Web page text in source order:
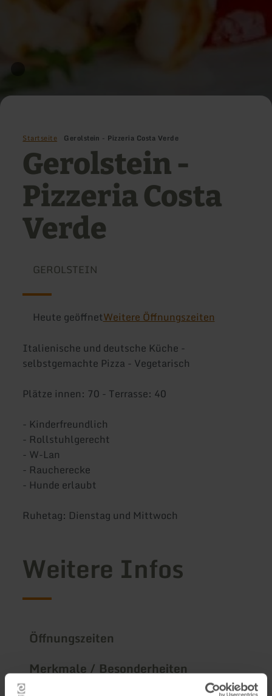
Startseite Gerolstein - Pizzeria Costa Verde
Gerolstein -
Pizzeria Costa
Verde
GEROLSTEIN
Heute geöffnetWeitere Öffnungszeiten
Italienische und deutsche Küche -
selbstgemachte Pizza - Vegetarisch
Plätze innen: 70 - Terrasse: 40
- Kinderfreundlich
- Rollstuhlgerecht
- W-Lan
- Raucherecke
- Hunde erlaubt
Ruhetag: Dienstag und Mittwoch
Weitere Infos
Öffnungszeiten
Merkmale / Besonderheiten